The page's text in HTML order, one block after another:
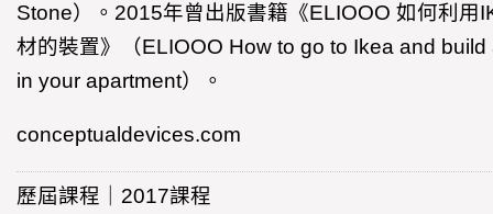
Stone）。2015年曾出版書籍《ELIOOO 如何利用
材的裝置》（ELIOOO How to go to Ikea and
in your apartment）。
conceptualdevices.com
歷屆課程｜2017課程